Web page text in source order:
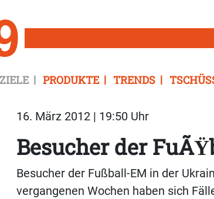
ZIELE PRODUKTE TRENDS
16. März 2012 | 19:50 Uhr
Besucher der
Besucher der Fußball-EM in der
vergangenen Wochen haben sich